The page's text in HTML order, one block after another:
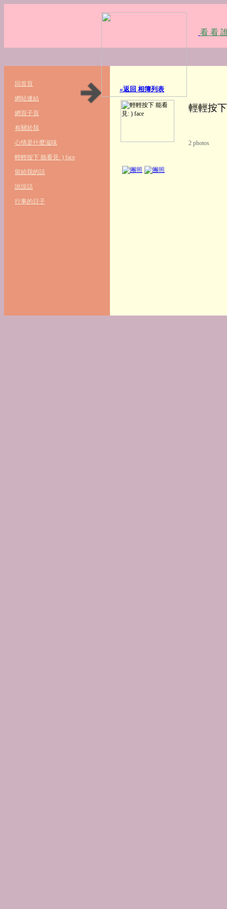
看 看
回首頁
網站連結
網頁子頁
有關於我
心情是什麼滋味
輕輕按下 能看見: ) face
留給我的話
說說話
行事的日子
«返回 相簿列表
輕輕按
2 photos